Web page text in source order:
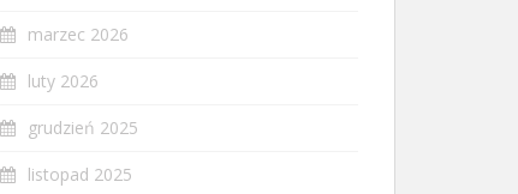
marzec 2026
luty 2026
grudzień 2025
listopad 2025